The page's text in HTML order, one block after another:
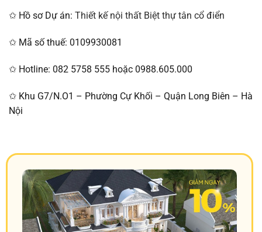
✩ Hồ sơ Dự án: Thiết kế nội thất Biệt thự tân cổ điển
✩ Mã số thuế: 0109930081
✩ Hotline: 082 5758 555 hoặc 0988.605.000
✩ Khu G7/N.O1 – Phường Cự Khối – Quận Long Biên – Hà
Nội